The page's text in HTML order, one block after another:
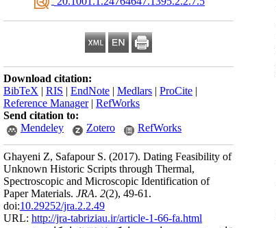
Download citation:
BibTeX | RIS | EndNote | Medlars | ProCite |
Reference Manager| RefWorks
Send citation to:
Mendeley
Zotero RefWorks
Ghayeni Z, Safapour S. (2017). Dating Feasibility of
Unknown Historic Scripts through Thermal,
Spectroscopic and Microscopic Identification of
Paper Materials. JRA. 2(2), 49-61.
doi:10.29252/jra.2.2.49
URL: http://jra-tabriziau.ir/article-1-66-fa.html